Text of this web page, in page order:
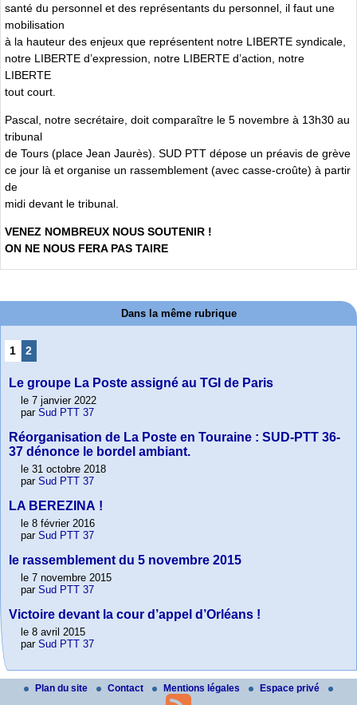
santé du personnel et des représentants du personnel, il faut une
mobilisation
à la hauteur des enjeux que représentent notre LIBERTE syndicale,
notre LIBERTE d’expression, notre LIBERTE d’action, notre
LIBERTE
tout court.
Pascal, notre secrétaire, doit comparaître le 5 novembre à 13h30 au
tribunal
de Tours (place Jean Jaurès). SUD PTT dépose un préavis de grève
ce jour là et organise un rassemblement (avec casse-croûte) à partir
de
midi devant le tribunal.
VENEZ NOMBREUX NOUS SOUTENIR !
ON NE NOUS FERA PAS TAIRE
Dans la même rubrique
1 2
Le groupe La Poste assigné au TGI de Paris
le 7 janvier 2022
par Sud PTT 37
Réorganisation de La Poste en Touraine : SUD-PTT 36-
37 dénonce le bordel ambiant.
le 31 octobre 2018
par Sud PTT 37
LA BEREZINA !
le 8 février 2016
par Sud PTT 37
le rassemblement du 5 novembre 2015
le 7 novembre 2015
par Sud PTT 37
Victoire devant la cour d’appel d’Orléans !
le 8 avril 2015
par Sud PTT 37
Plan du site Contact Mentions légales Espace privé